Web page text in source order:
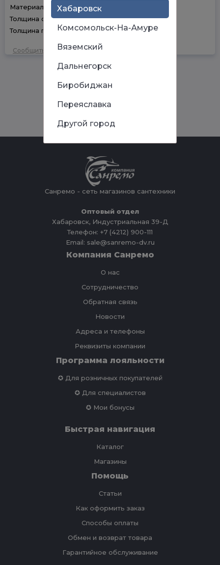
Материал – оцинкованная сталь.
Толщина стали – от 1 мм.
Толщина покрытия – от 3 микрон.
Сообщить об ошибке
Санремо - сеть магазинов сантехники
Оптовый отдел
Хабаровск, Индустриальная 39-Д
Телефон: +7 (4212) 900-111
Email: sale@sanremo-dv.ru
Компания Санремо
О нас
Сотрудничество
Обратная связь
Новости
Адреса и телефоны
Реквизиты компании
Программа лояльности
✪ Для розничных покупателей
✪ Для специалистов
✪ Мои бонусы
Быстрая навигация
Каталог
Магазины
Помощь
Статьи
Как оформить заказ
Способы оплаты
Обмен и возврат товара
Гарантийное обслуживание
Хабаровск
Комсомольск-На-Амуре
Вяземский
Дальнегорск
Биробиджан
Переяславка
Другой город